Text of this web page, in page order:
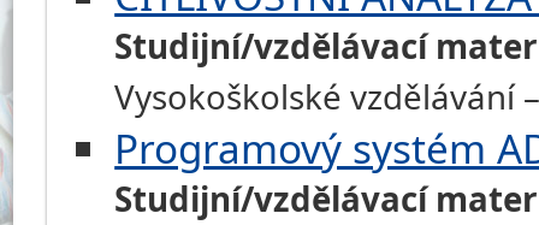
Studijní/vzdělávací
Vysokoškolské vzdělávání
Programový systém
Studijní/vzdělávací